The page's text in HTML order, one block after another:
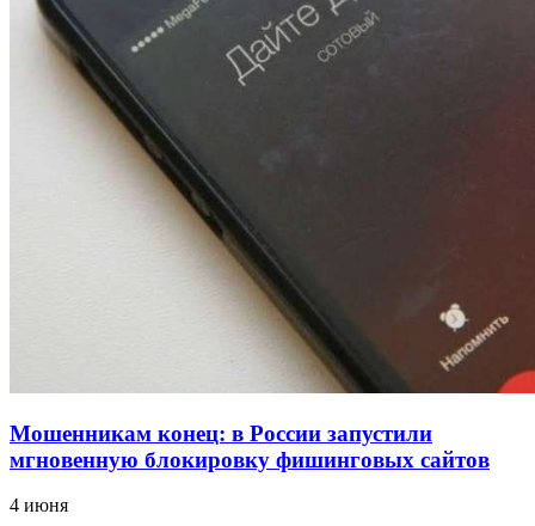
12:39
Сладкий праздник в Волгограде: в Центральном
парке прошёл фестиваль „Арбузный переполох“
Волгоградские компании нарастили экспорт:
заключены контракты на 3,6 млн долларов
Мошенникам конец: в России запустили
мгновенную блокировку фишинговых сайтов
4 июня